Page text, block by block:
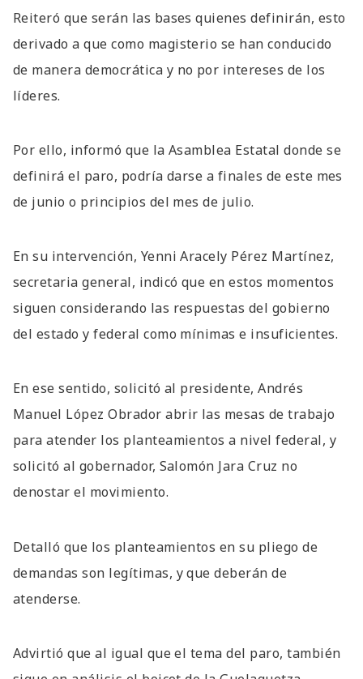
Reiteró que serán las bases quienes definirán, esto
derivado a que como magisterio se han conducido
de manera democrática y no por intereses de los
líderes.
Por ello, informó que la Asamblea Estatal donde se
definirá el paro, podría darse a finales de este mes
de junio o principios del mes de julio.
En su intervención, Yenni Aracely Pérez Martínez,
secretaria general, indicó que en estos momentos
siguen considerando las respuestas del gobierno
del estado y federal como mínimas e insuficientes.
En ese sentido, solicitó al presidente, Andrés
Manuel López Obrador abrir las mesas de trabajo
para atender los planteamientos a nivel federal, y
solicitó al gobernador, Salomón Jara Cruz no
denostar el movimiento.
Detalló que los planteamientos en su pliego de
demandas son legítimas, y que deberán de
atenderse.
Advirtió que al igual que el tema del paro, también